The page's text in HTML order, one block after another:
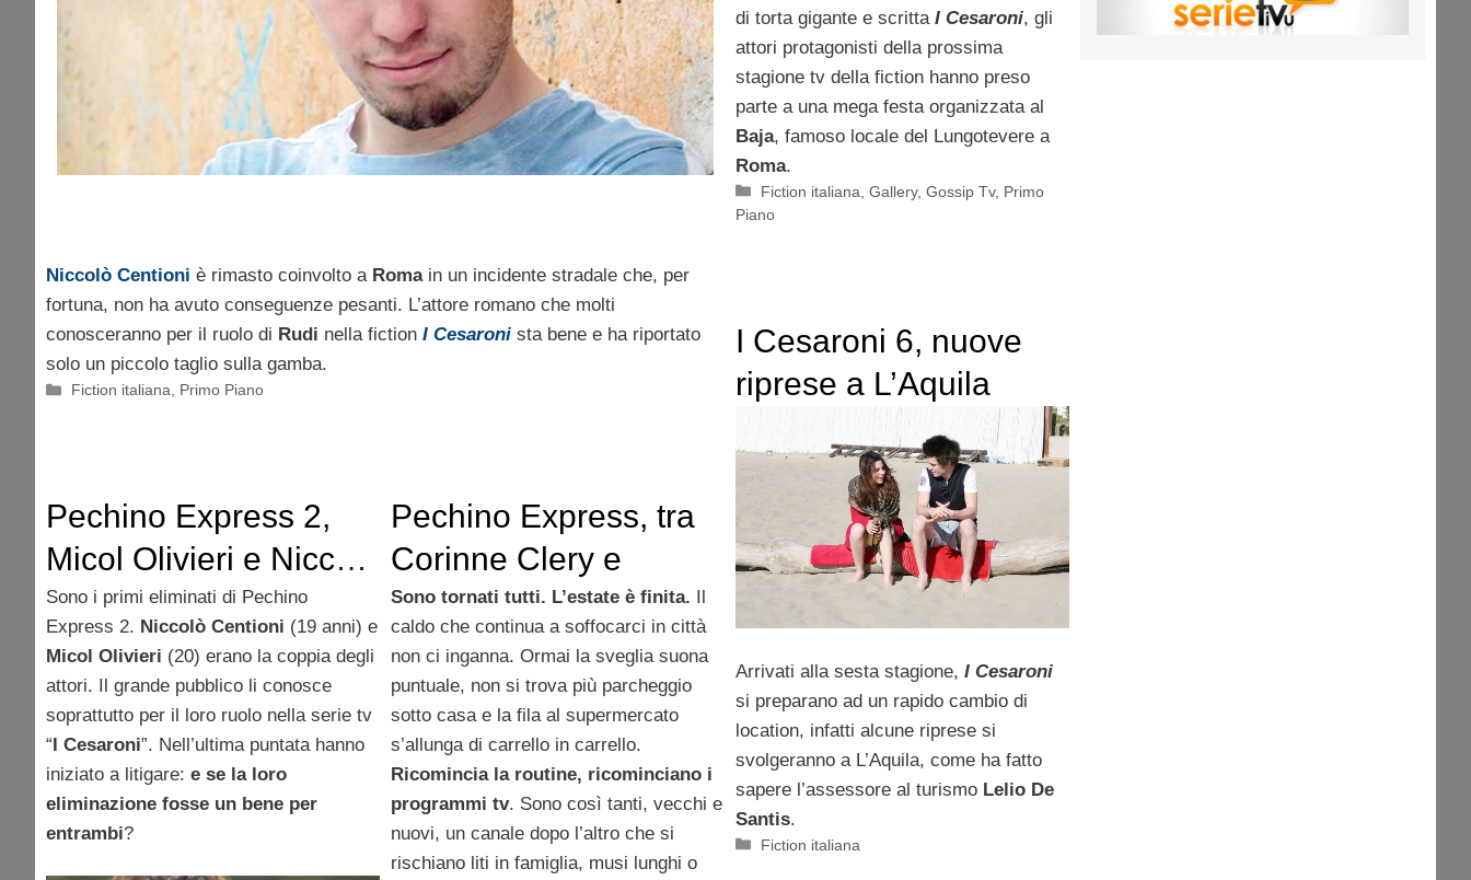
Niccolò Centioni è rimasto coinvolto a Romain un incidente stradale che, per
fortuna, non ha avuto conseguenze pesanti. L’attore romano che molti
conosceranno per il ruolo di Rudi nella fiction I Cesaroni sta bene e ha riportato
solo un piccolo taglio sulla gamba.
Categorie
Fiction italiana, Primo Piano
di torta gigante e scrittaI Cesaroni, gli
attori protagonisti della prossima
stagione tv della fiction hanno preso
parte a una mega festa organizzata al
Baja, famoso locale del Lungotevere a
Roma.
Categorie
Fiction italiana ,Gallery,Gossip Tv, Primo
Piano
I Cesaroni 6, nuove
riprese a L’Aquila
Arrivati alla sesta stagione, I Cesaroni
si preparano ad un rapido cambio di
location, infatti alcune riprese si
svolgeranno a L’Aquila, come ha fatto
sapere l’assessore al turismo Lelio De
Santis.
Categorie
Fiction italiana
Pechino Express 2,
Micol Olivieri e Niccolò
Centioni
Sono i primi eliminati di Pechino
Express 2. Niccolò Centioni (19 anni) e
Micol Olivieri (20) erano la coppia degli
attori. Il grande pubblico li conosce
soprattutto per il loro ruolo nella serie tv
“I Cesaroni”. Nell’ultima puntata hanno
iniziato a litigare: e se la loro
eliminazione fosse un bene per
entrambi?
Pechino Express, tra
Corinne Clery e
Angelo Costabile c’è
grossa crisi – The Big
Bang TV di Sara
Lorenzini
Sono tornati tutti. L’estate è finita. Il
caldo che continua a soffocarci in città
non ci inganna. Ormai la sveglia suona
puntuale, non si trova più parcheggio
sotto casa e la fila al supermercato
s’allunga di carrello in carrello.
Ricomincia la routine, ricominciano i
programmi tv. Sono così tanti, vecchi e
nuovi, un canale dopo l’altro che si
rischiano liti in famiglia, musi lunghi o